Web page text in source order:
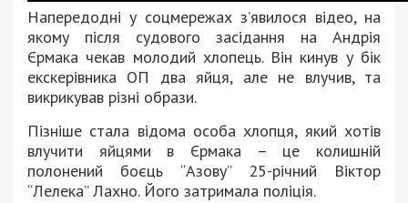
Напередодні у соцмережах з’явилося відео, на
якому після судового засідання на Андрія
Єрмака чекав молодий хлопець. Він кинув у бік
екскерівника ОП два яйця, але не влучив, та
викрикував різні образи.
Пізніше стала відома особа хлопця, який хотів
влучити яйцями в Єрмака – це колишній
полонений боєць “Азову” 25-річний Віктор
“Лелека” Лахно. Його затримала поліція.